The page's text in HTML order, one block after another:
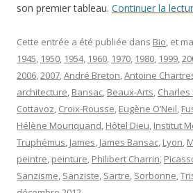
son premier tableau. Continuer la
Cette entrée a été publiée dans Bio, et
1945, 1950, 1954, 1960, 1970, 1980, 1999,
2006,2007,André Breton,Antoine
architecture, Bansac, Beaux-Arts,
Cottavoz, Croix-Rousse, Eugène O’Neil,
Hélène Mouriquand, Hôtel Dieu, Institut
Truphémus, James, James Bansac, Lyon,
peintre, peinture, Philibert Charrin,
Sanzisme, Sanziste, Sartre, Sorbonne,